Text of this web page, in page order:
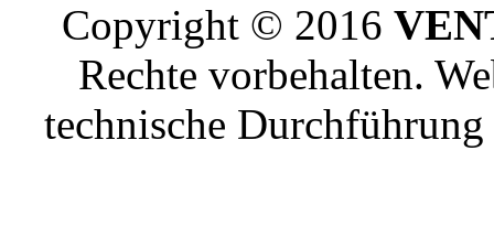
Copyright © 2016
Rechte vorbehalten.
technische